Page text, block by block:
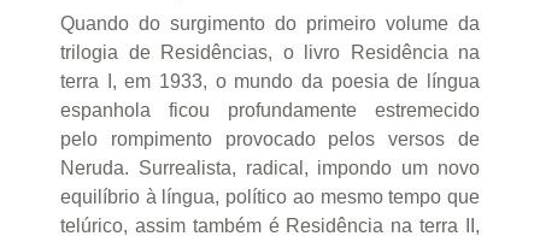
Quando do surgimento do primeiro volume da
trilogia de Residências, o livro Residência na
terra I, em 1933, o mundo da poesia de língua
espanhola ficou profundamente estremecido
pelo rompimento provocado pelos versos de
Neruda. Surrealista, radical, impondo um novo
equilíbrio à língua, político ao mesmo tempo que
telúrico, assim também é Residência na terra II,